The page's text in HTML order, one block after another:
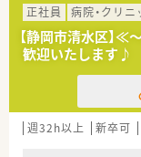
正社員
病院・クリニ
【静岡市清水区】
歓迎いたします♪
週32h以上 新卒可